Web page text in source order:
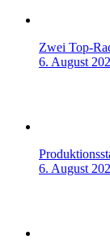
Zwei Top-
6. August
6. August